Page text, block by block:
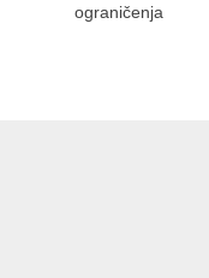
ograničenja